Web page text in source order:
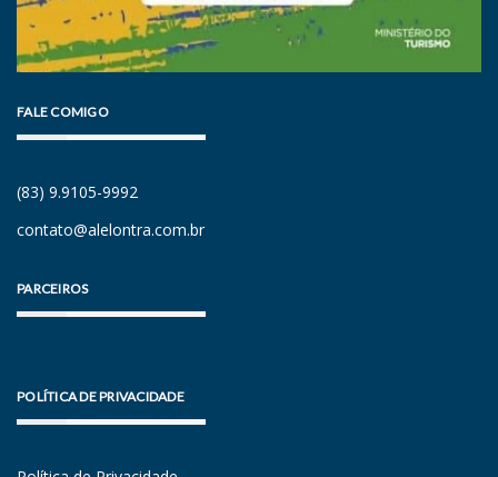
FALE COMIGO
(83) 9.9105-9992
contato@alelontra.com.br
PARCEIROS
POLÍTICA DE PRIVACIDADE